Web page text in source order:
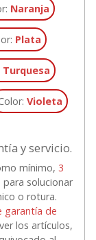
Naranja
Plata
Turquesa
Violeta
y servicio.
mínimo, 3
solucionar
o rotura.
garantía de
los artículos,